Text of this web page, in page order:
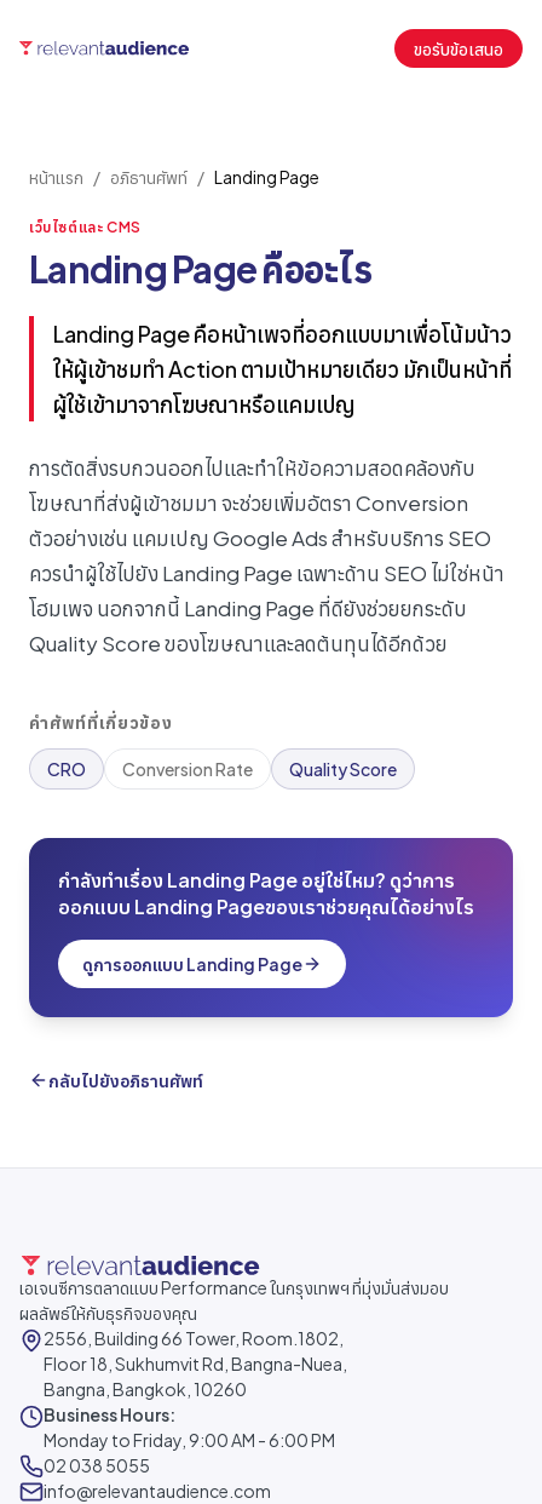
ขอรับข้อเสนอ
หน้าแรก / อภิธานศัพท์ / Landing Page
เว็บไซต์และ CMS
Landing Page คืออะไร
Landing Page คือหน้าเพจที่ออกแบบมาเพื่อโน้มน้าว
ให้ผู้เข้าชมทำ Action ตามเป้าหมายเดียว มักเป็นหน้าที่
ผู้ใช้เข้ามาจากโฆษณาหรือแคมเปญ
การตัดสิ่งรบกวนออกไปและทำให้ข้อความสอดคล้องกับ
โฆษณาที่ส่งผู้เข้าชมมา จะช่วยเพิ่มอัตรา Conversion
ตัวอย่างเช่น แคมเปญ Google Ads สำหรับบริการ SEO
ควรนำผู้ใช้ไปยัง Landing Page เฉพาะด้าน SEO ไม่ใช่หน้า
โฮมเพจ นอกจากนี้ Landing Page ที่ดียังช่วยยกระดับ
Quality Score ของโฆษณาและลดต้นทุนได้อีกด้วย
คำศัพท์ที่เกี่ยวข้อง
CRO Conversion Rate Quality Score
กำลังทำเรื่อง Landing Page อยู่ใช่ไหม? ดูว่าการ
ออกแบบ Landing Pageของเราช่วยคุณได้อย่างไร
ดูการออกแบบ Landing Page
กลับไปยังอภิธานศัพท์
เอเจนซีการตลาดแบบ Performance ในกรุงเทพฯ ที่มุ่งมั่นส่งมอบ
ผลลัพธ์ให้กับธุรกิจของคุณ
2556, Building 66 Tower, Room.1802,
Floor 18, Sukhumvit Rd, Bangna-Nuea,
Bangna, Bangkok, 10260
Business Hours:
Monday to Friday, 9:00 AM - 6:00 PM
02 038 5055
info@relevantaudience.com